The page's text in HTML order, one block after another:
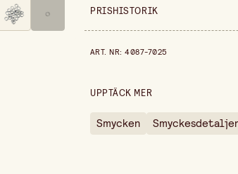
Säljs i
Diameter
PRISHISTORIK
ART. NR:4087-7025
UPPTÄCK MER
Smycken